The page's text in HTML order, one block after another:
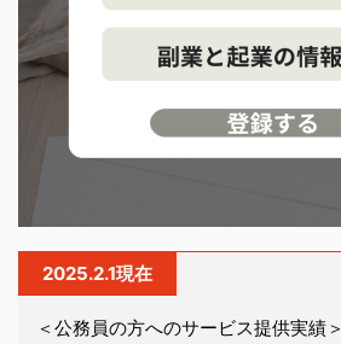
2025.2.1現在
＜公務員の方へのサービス提供実績＞